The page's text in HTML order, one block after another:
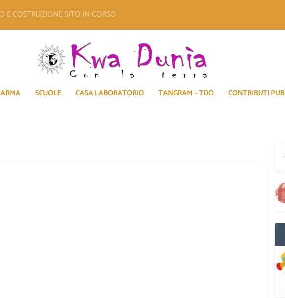
E COSTRUZIONE SITO IN CORSO
SCUOLE CASA LABORATORIO TANGRAM – TDO CONTRIBUTI